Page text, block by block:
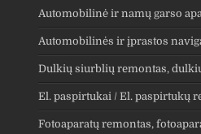
Automobilinė ir namų garso
Automobilinės ir įprastos
Dulkių siurblių remontas,
El. paspirtukai / El. paspirtukų
Fotoaparatų remontas,